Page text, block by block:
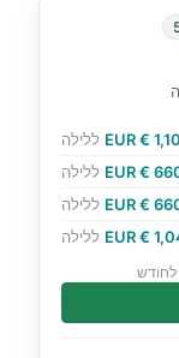
ללילה
ללילה
ללילה
ללילה
לחודש